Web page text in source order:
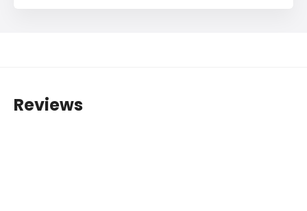
Reviews